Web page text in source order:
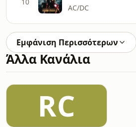
AC/DC
Εμφάνιση Περισσότερων
Άλλα Κανάλια
RC